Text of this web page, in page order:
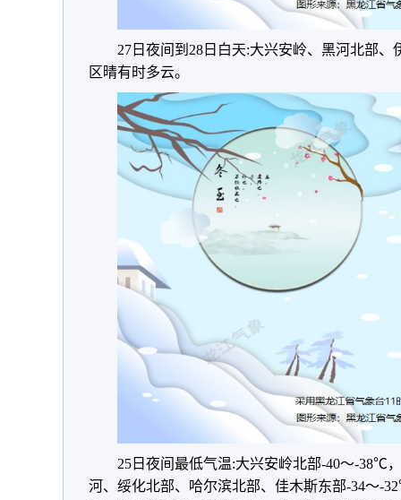
27日夜间到28日白天:大兴安岭、黑河北部
区晴有时多云。
25日夜间最低气温:大兴安岭北部-40～-38℃
河、绥化北部、哈尔滨北部、佳木斯东部-34～-